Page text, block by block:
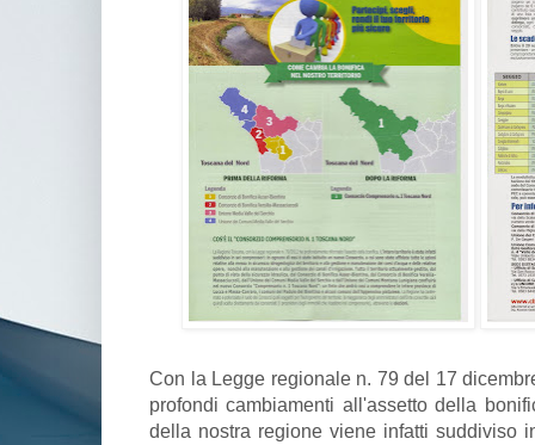
Con la Legge regionale n. 79 del 17
profondi cambiamenti all'assetto della
della nostra regione viene infatti suddiviso